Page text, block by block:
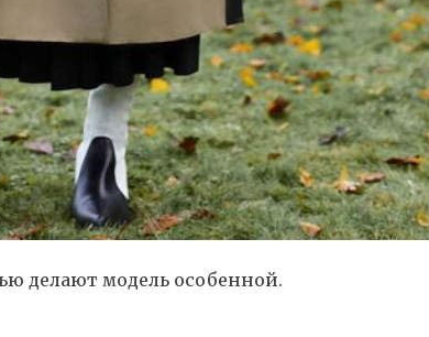
делают модель особенной.